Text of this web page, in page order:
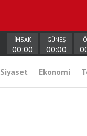
İMSAK
00:00
GÜNEŞ
00:00
Siyaset Ekonomi